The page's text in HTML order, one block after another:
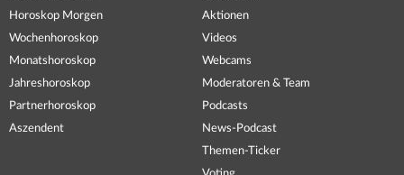
Horoskop Morgen
Wochenhoroskop
Monatshoroskop
Jahreshoroskop
Partnerhoroskop
Aszendent
Aktionen
Videos
Webcams
Moderatoren & Team
Podcasts
News-Podcast
Themen-Ticker